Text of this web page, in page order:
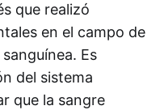
que realizó
en el campo de
Es
del sistema
que la sangre